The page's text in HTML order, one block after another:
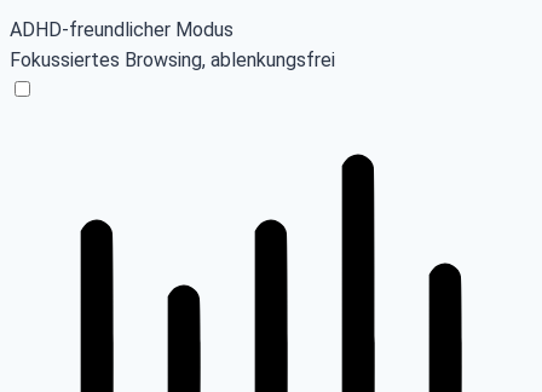
ADHD-freundlicher Modus
Fokussiertes Browsing, ablenkungsfrei